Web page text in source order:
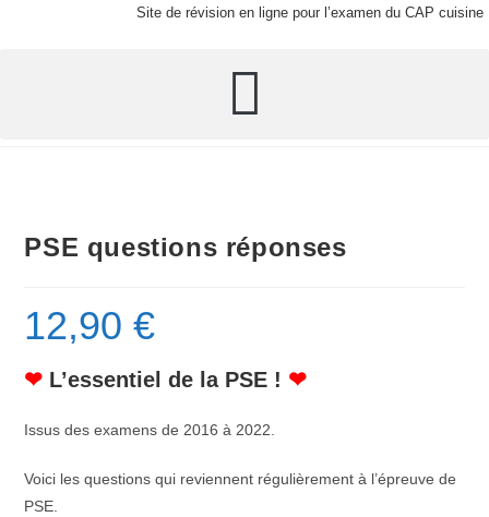
Site de révision en ligne pour l’examen du CAP cuisine
PSE questions réponses
12,90€
❤ L’essentiel de la PSE ! ❤
Issus des examens de 2016 à 2022.
Voici les questions qui reviennent régulièrement à l’épreuve de
PSE.